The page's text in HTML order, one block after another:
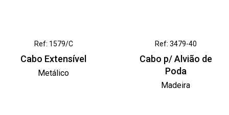
Ref: 1579/C
Cabo Extensível
Metálico
Ref: 3479-40
Cabo p/ Alvião de
Poda
Madeira